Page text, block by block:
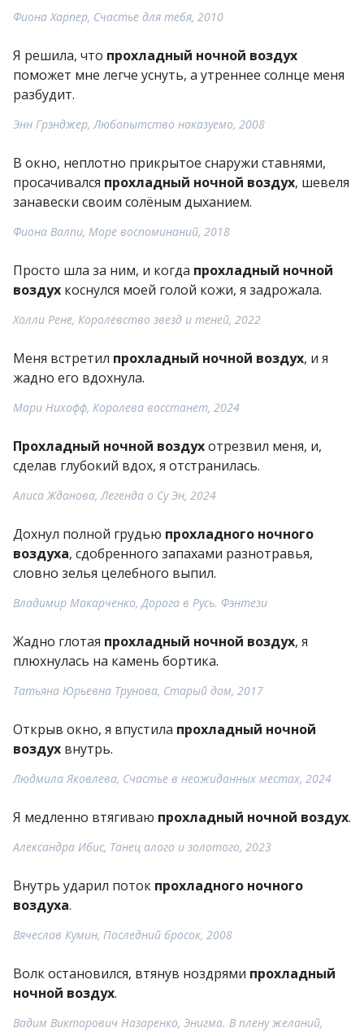
Фиона Харпер, Счастье для тебя, 2010
Я решила, что прохладный ночной воздух
поможет мне легче уснуть, а утреннее солнце меня
разбудит.
Энн Грэнджер, Любопытство наказуемо, 2008
В окно, неплотно прикрытое снаружи ставнями,
просачивался прохладный ночной воздух, шевеля
занавески своим солёным дыханием.
Фиона Валпи, Море воспоминаний, 2018
Просто шла за ним, и когда прохладный ночной
воздух коснулся моей голой кожи, я задрожала.
Холли Рене, Королевство звезд и теней, 2022
Меня встретил прохладный ночной воздух, и я
жадно его вдохнула.
Мари Нихофф, Королева восстанет, 2024
Прохладный ночной воздухотрезвил меня, и,
сделав глубокий вдох, я отстранилась.
Алиса Жданова, Легенда о Су Эн, 2024
Дохнул полной грудью прохладного ночного
воздуха, сдобренного запахами разнотравья,
словно зелья целебного выпил.
Владимир Макарченко, Дорога в Русь. Фэнтези
Жадно глотая прохладный ночной воздух, я
плюхнулась на камень бортика.
Татьяна Юрьевна Трунова, Старый дом, 2017
Открыв окно, я впустила прохладный ночной
воздух внутрь.
Людмила Яковлева, Счастье в неожиданных местах, 2024
Я медленно втягиваю прохладный ночной воздух.
Александра Ибис, Танец алого и золотого, 2023
Внутрь ударил поток прохладного ночного
воздуха.
Вячеслав Кумин, Последний бросок, 2008
Волк остановился, втянув ноздрями прохладный
ночной воздух.
Вадим Викторович Назаренко, Энигма. В плену желаний,